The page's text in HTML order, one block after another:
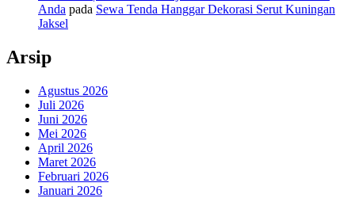
Anda pada Sewa Tenda Hanggar Dekorasi Serut Kuningan
Jaksel
Arsip
Agustus 2026
Juli 2026
Juni 2026
Mei 2026
April 2026
Maret 2026
Februari 2026
Januari 2026